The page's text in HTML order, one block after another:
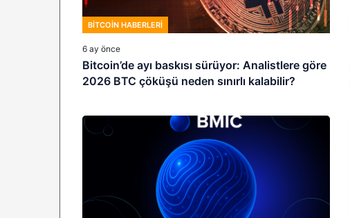
BITCOIN HABERLERI
6 ay önce
Bitcoin’de ayı baskısı sürüyor: Analistlere göre
2026 BTC çöküşü neden sınırlı kalabilir?